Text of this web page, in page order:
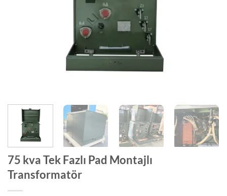
75 kva Tek Fazlı Pad Montajlı
Transformatör